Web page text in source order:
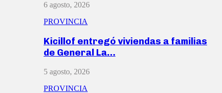
6 agosto, 2026
PROVINCIA
Kicillof entregó viviendas a familias
de General La…
5 agosto, 2026
PROVINCIA